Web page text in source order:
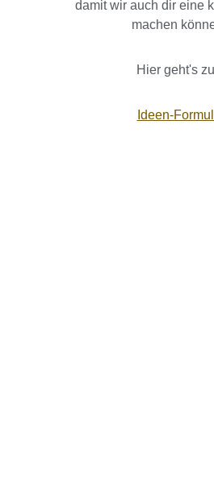
damit wir auch dir eine
machen
Hier geht's
Ideen-